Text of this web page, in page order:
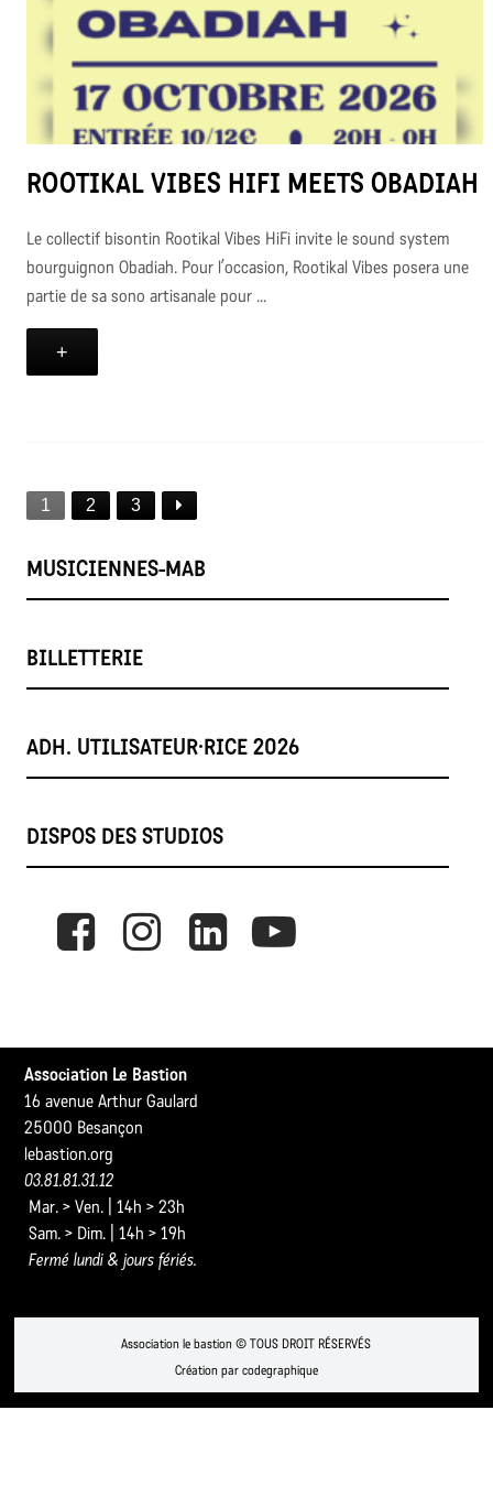
ROOTIKAL VIBES HIFI MEETS OBADIAH
Le collectif bisontin Rootikal Vibes HiFi invite le sound system
bourguignon Obadiah. Pour l’occasion, Rootikal Vibes posera une
partie de sa sono artisanale pour ...
+
1 2 3
MUSICIENNES-MAB
BILLETTERIE
ADH. UTILISATEUR·RICE 2026
DISPOS DES STUDIOS
Association Le Bastion
16 avenue Arthur Gaulard
25000 Besançon
lebastion.org
03.81.81.31.12
Mar. > Ven. | 14h > 23h
Sam. > Dim. | 14h > 19h
Fermé lundi & jours fériés.
Association le bastion © TOUS DROIT RÉSERVÉS
Création par codegraphique